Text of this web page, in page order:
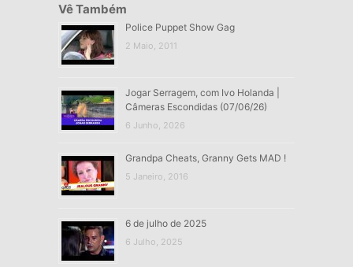
Vê Também
Police Puppet Show Gag
2 Maio, 2011
Jogar Serragem, com Ivo Holanda |
Câmeras Escondidas (07/06/26)
6 Junho, 2026
Grandpa Cheats, Granny Gets MAD !
5 Janeiro, 2016
6 de julho de 2025
6 Julho, 2025